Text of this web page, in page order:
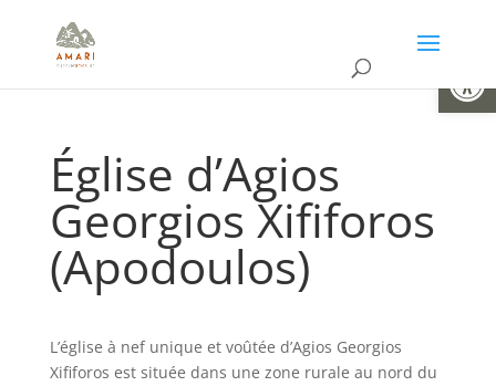
Église d’Agios
Georgios Xififoros
(Apodoulos)
L’église à nef unique et voûtée d’Agios Georgios
Xififoros est située dans une zone rurale au nord du